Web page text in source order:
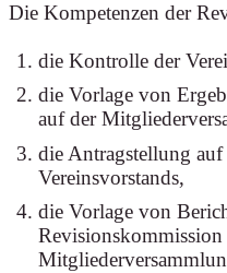
Die Kompetenzen der
die Kontrolle der
die Vorlage von
auf der
die Antragstellung auf
Vereinsvorstands,
die Vorlage von
Revisionskommission